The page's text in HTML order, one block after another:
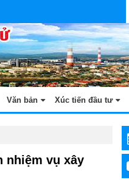
Văn bản Xúc tiến đầu tư
nhiệm vụ xây